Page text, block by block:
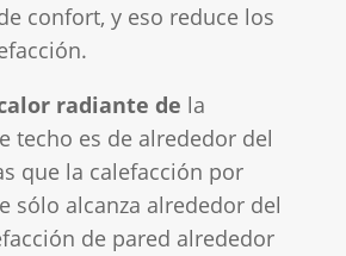
confort, y eso reduce los
radiante de la
techo es de alrededor del
que la calefacción por
sólo alcanza alrededor del
de pared alrededor